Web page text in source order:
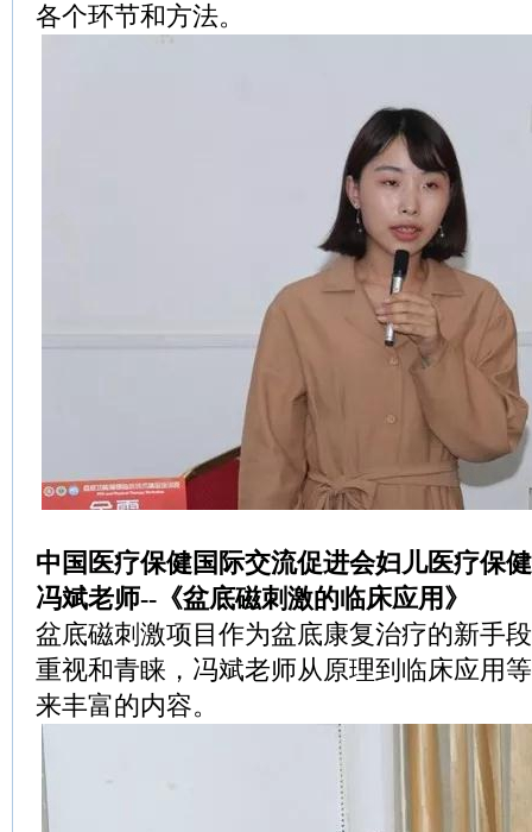
各个环节和方法。
中国医疗保健国际交流促进会妇儿医疗保
冯斌老师--《盆底磁刺激的临床应用》
盆底磁刺激项目作为盆底康复治疗的新手
重视和青睐，冯斌老师从原理到临床应用
来丰富的内容。